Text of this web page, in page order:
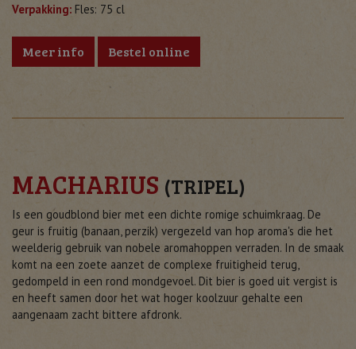
Verpakking: Fles: 75 cl
Meer info Bestel online
MACHARIUS (TRIPEL)
Is een goudblond bier met een dichte romige schuimkraag. De
geur is fruitig (banaan, perzik) vergezeld van hop aroma's die het
weelderig gebruik van nobele aromahoppen verraden. In de smaak
komt na een zoete aanzet de complexe fruitigheid terug,
gedompeld in een rond mondgevoel. Dit bier is goed uit vergist is
en heeft samen door het wat hoger koolzuur gehalte een
aangenaam zacht bittere afdronk.